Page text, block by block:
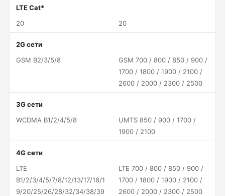
LTE Cat*
20
20
2G сети
GSM B2/3/5/8
GSM 700 / 800 / 850 / 900 /
1700 / 1800 / 1900 / 2100 /
2600 / 2000 / 2300 / 2500
3G сети
WCDMA B1/2/4/5/8
UMTS 850 / 900 / 1700 /
1900 / 2100
4G сети
LTE
B1/2/3/4/5/7/8/12/13/17/18/1
9/20/25/26/28/32/34/38/39
LTE 700 / 800 / 850 / 900 /
1700 / 1800 / 1900 / 2100 /
2600 / 2000 / 2300 / 2500